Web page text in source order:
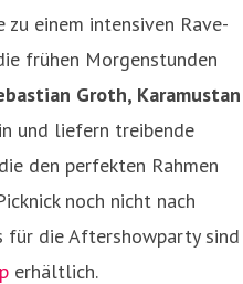
zu einem intensiven Rave-
frühen Morgenstunden
Groth, Karamustan
und liefern treibende
den perfekten Rahmen
noch nicht nach
für die Aftershowparty sind
erhältlich.